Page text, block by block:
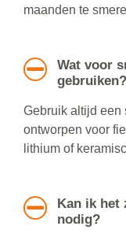
maanden te
Wat voor
gebruiken?
Gebruik altijd een
ontworpen voor
lithium of
Kan ik het
nodig?